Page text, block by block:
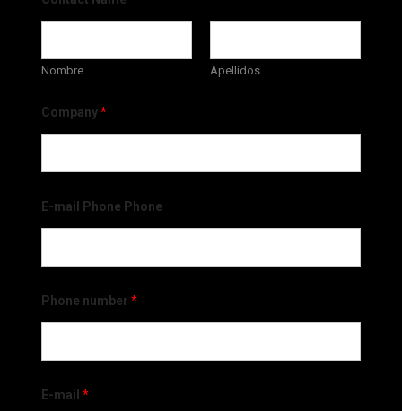
Nombre Apellidos
Company*
E-mail Phone Phone
Phone number *
E-mail *